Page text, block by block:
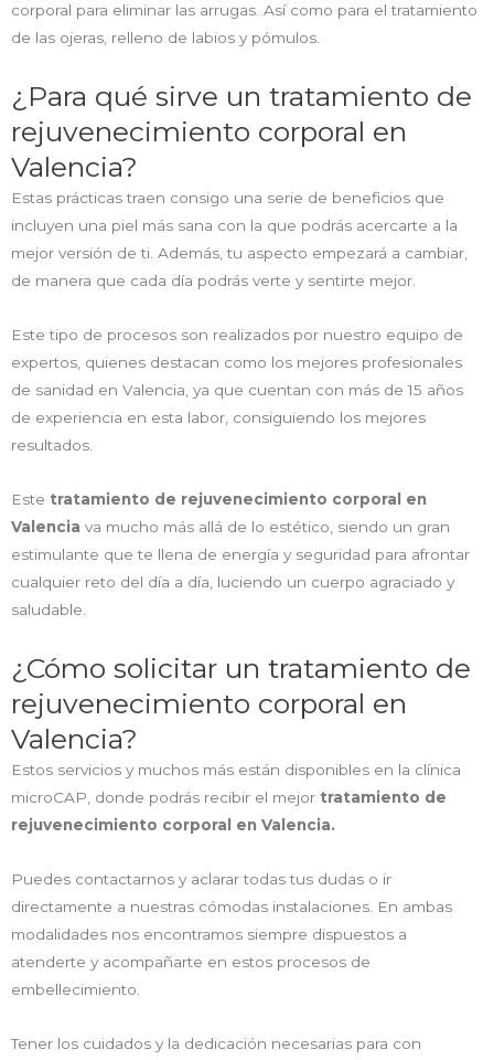
corporal para eliminar las arrugas. Así como para el tratamiento
de las ojeras, relleno de labios y pómulos.
¿Para qué sirve un tratamiento de
rejuvenecimiento corporal en
Valencia?
Estas prácticas traen consigo una serie de beneficios que
incluyen una piel más sana con la que podrás acercarte a la
mejor versión de ti. Además, tu aspecto empezará a cambiar,
de manera que cada día podrás verte y sentirte mejor.
Este tipo de procesos son realizados por nuestro equipo de
expertos, quienes destacan como los mejores profesionales
de sanidad en Valencia, ya que cuentan con más de 15 años
de experiencia en esta labor, consiguiendo los mejores
resultados.
Este tratamiento de rejuvenecimiento corporal en
Valencia va mucho más allá de lo estético, siendo un gran
estimulante que te llena de energía y seguridad para afrontar
cualquier reto del día a día, luciendo un cuerpo agraciado y
saludable.
¿Cómo solicitar un tratamiento de
rejuvenecimiento corporal en
Valencia?
Estos servicios y muchos más están disponibles en la clínica
microCAP, donde podrás recibir el mejor tratamiento de
rejuvenecimiento corporal en Valencia.
Puedes contactarnos y aclarar todas tus dudas o ir
directamente a nuestras cómodas instalaciones. En ambas
modalidades nos encontramos siempre dispuestos a
atenderte y acompañarte en estos procesos de
embellecimiento.
Tener los cuidados y la dedicación necesarias para con